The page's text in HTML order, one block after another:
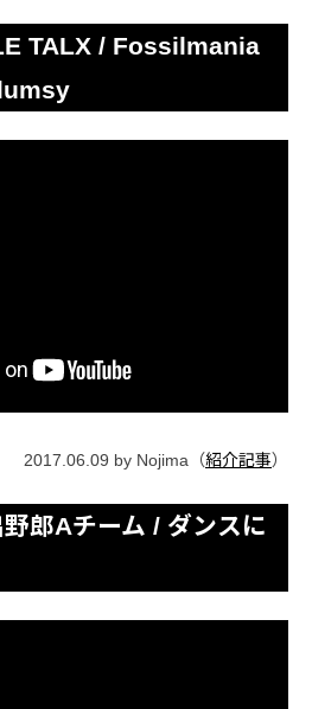
TALX / Fossilmania
2017.06.09 by Nojima（紹介記事）
野郎Aチーム / ダンスに